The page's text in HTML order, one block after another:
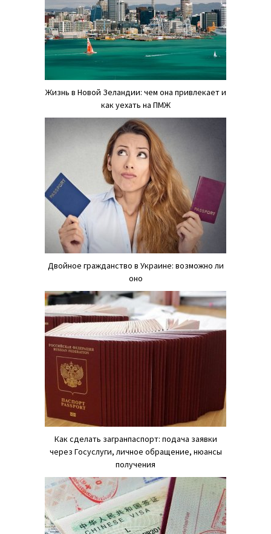
Жизнь в Новой Зеландии: чем она привлекает и
как уехать на ПМЖ
Двойное гражданство в Украине: возможно ли
оно
Как сделать загранпаспорт: подача заявки
через Госуслуги, личное обращение, нюансы
получения